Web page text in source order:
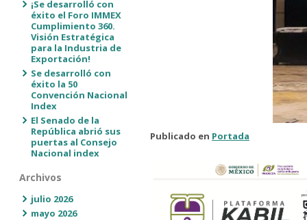
¡Se desarrolló con
éxito el Foro IMMEX
Cumplimiento 360.
Visión Estratégica
para la Industria de
Exportación!
Se desarrolló con
éxito la 50
Convención Nacional
Index
El Senado de la
República abrió sus
puertas al Consejo
Nacional index
Archivos
julio 2026
mayo 2026
Publicado en Portada